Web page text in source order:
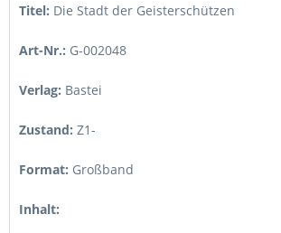
Titel: Die Stadt der Geisterschützen
Art-Nr.: G-002048
Verlag: Bastei
Zustand: Z1-
Format: Großband
Inhalt: